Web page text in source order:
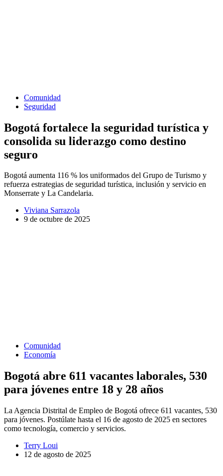
Comunidad
Seguridad
Bogotá fortalece la seguridad turística y
consolida su liderazgo como destino
seguro
Bogotá aumenta 116 % los uniformados del Grupo de Turismo y
refuerza estrategias de seguridad turística, inclusión y servicio en
Monserrate y La Candelaria.
Viviana Sarrazola
9 de octubre de 2025
Comunidad
Economía
Bogotá abre 611 vacantes laborales, 530
para jóvenes entre 18 y 28 años
La Agencia Distrital de Empleo de Bogotá ofrece 611 vacantes, 530
para jóvenes. Postúlate hasta el 16 de agosto de 2025 en sectores
como tecnología, comercio y servicios.
Terry Loui
12 de agosto de 2025